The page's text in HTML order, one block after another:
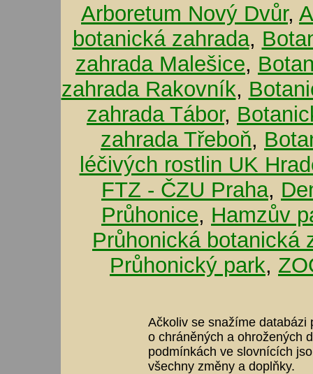
Arboretum Nový Dvůr,
botanická zahrada,
zahrada Malešice,
zahrada Rakovník,
zahrada Tábor,
zahrada Třeboň,
léčivých rostlin UK
FTZ - ČZU Praha,
Průhonice, Hamzův
Průhonická botanická
Průhonický park,
Ačkoliv se snažíme databázi
o chráněných a ohrožených
podmínkách ve slovnících
všechny změny a doplňky.